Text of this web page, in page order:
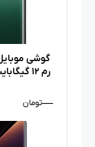
رم ۱۲ گیگابایت
—تومان